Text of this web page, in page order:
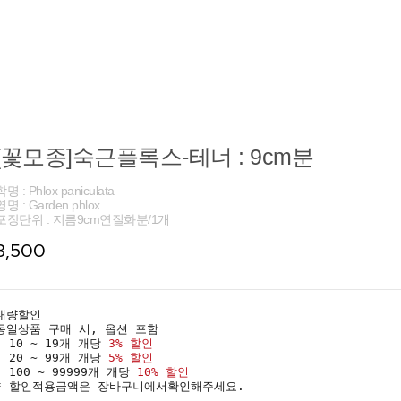
모종]숙근플록스-테너 : 9cm분
명 : Phlox paniculata
명 : Garden phlox
장단위 : 지름9cm연질화분/1개
량할인
일상품 구매 시, 옵션 포함
10 ~ 19개 개당 3% 할인
20 ~ 99개 개당 5% 할인
100 ~ 99999개 개당 10% 할인
할인적용금액은 장바구니에서확인해주세요.